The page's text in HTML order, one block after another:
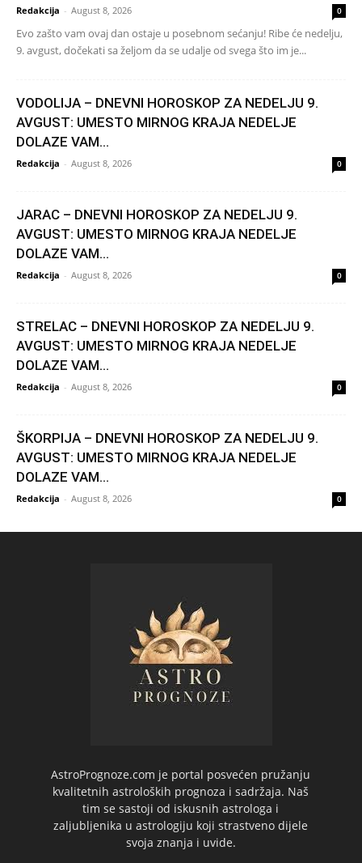
Redakcija - August 8, 2026 0
Evo zašto vam ovaj dan ostaje u posebnom sećanju! Ribe će nedelju,
9. avgust, dočekati sa željom da se udalje od svega što im je...
VODOLIJA – DNEVNI HOROSKOP ZA NEDELJU 9.
AVGUST: UMESTO MIRNOG KRAJA NEDELJE
DOLAZE VAM...
Redakcija - August 8, 2026 0
JARAC – DNEVNI HOROSKOP ZA NEDELJU 9.
AVGUST: UMESTO MIRNOG KRAJA NEDELJE
DOLAZE VAM...
Redakcija - August 8, 2026 0
STRELAC – DNEVNI HOROSKOP ZA NEDELJU 9.
AVGUST: UMESTO MIRNOG KRAJA NEDELJE
DOLAZE VAM...
Redakcija - August 8, 2026 0
ŠKORPIJA – DNEVNI HOROSKOP ZA NEDELJU 9.
AVGUST: UMESTO MIRNOG KRAJA NEDELJE
DOLAZE VAM...
Redakcija - August 8, 2026 0
AstroPrognoze.com je portal posvećen pružanju
kvalitetnih astroloških prognoza i sadržaja. Naš
tim se sastoji od iskusnih astrologa i
zaljubljenika u astrologiju koji strastveno dijele
svoja znanja i uvide.